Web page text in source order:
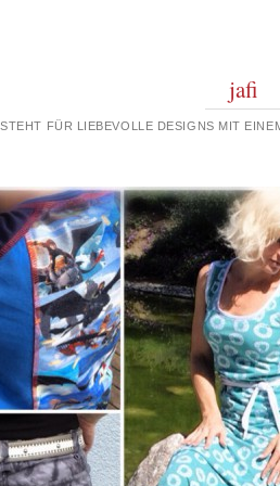
jafi
FÜR LIEBEVOLLE DESIGNS MIT